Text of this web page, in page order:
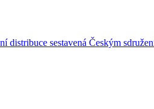
sestavená Českým